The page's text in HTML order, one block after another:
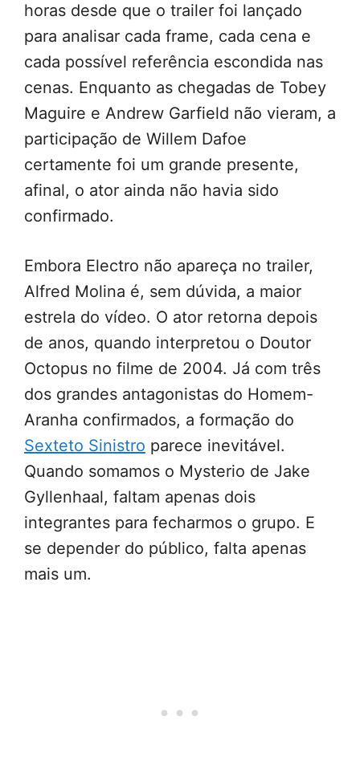
horas desde que o trailer foi lançado
para analisar cada frame, cada cena e
cada possível referência escondida nas
cenas. Enquanto as chegadas de Tobey
Maguire e Andrew Garfield não vieram, a
participação de Willem Dafoe
certamente foi um grande presente,
afinal, o ator ainda não havia sido
confirmado.
Embora Electro não apareça no trailer,
Alfred Molina é, sem dúvida, a maior
estrela do vídeo. O ator retorna depois
de anos, quando interpretou o Doutor
Octopus no filme de 2004. Já com três
dos grandes antagonistas do Homem-
Aranha confirmados, a formação do
Sexteto Sinistro parece inevitável.
Quando somamos o Mysterio de Jake
Gyllenhaal, faltam apenas dois
integrantes para fecharmos o grupo. E
se depender do público, falta apenas
mais um.